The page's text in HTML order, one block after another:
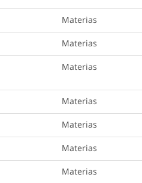
Materias
Materias
Materias
Materias
Materias
Materias
Materias